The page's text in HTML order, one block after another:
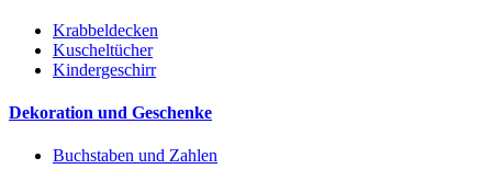
Krabbeldecken
Kuscheltücher
Kindergeschirr
Dekoration und Geschenke
Buchstaben und Zahlen